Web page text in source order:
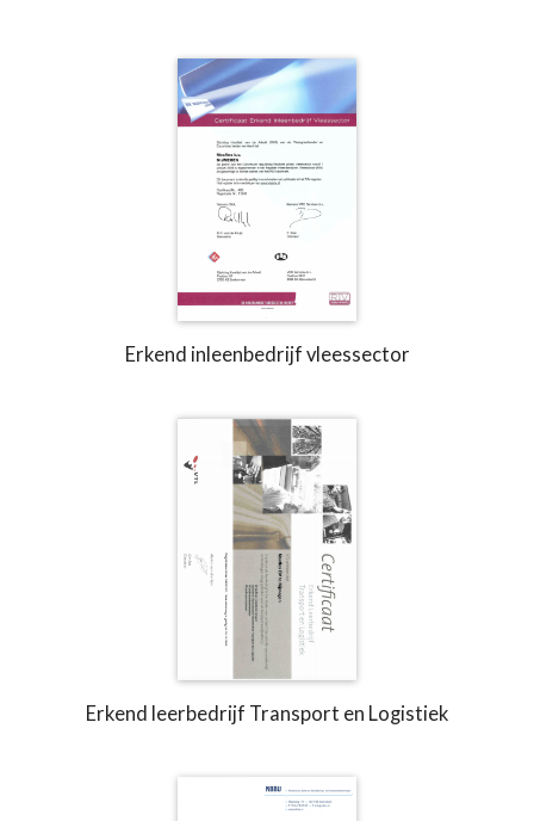
Erkend inleenbedrijf vleessector
Erkend leerbedrijf Transport en Logistiek